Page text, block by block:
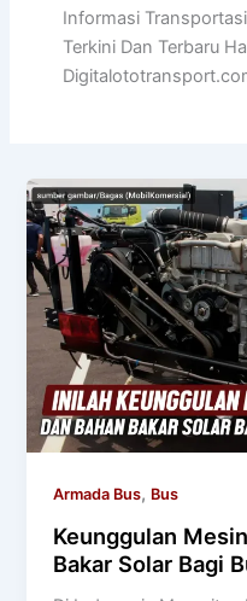
Informasi
Terkini Dan Terbaru
Armada Bus, Bus
Keunggulan
Bakar Solar Bagi